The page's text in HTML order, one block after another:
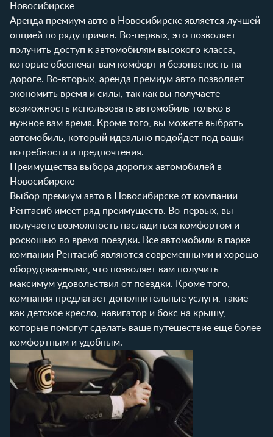
Новосибирске
Аренда премиум авто в Новосибирске является лучшей
опцией по ряду причин. Во-первых, это позволяет
получить доступ к автомобилям высокого класса,
которые обеспечат вам комфорт и безопасность на
дороге. Во-вторых, аренда премиум авто позволяет
экономить время и силы, так как вы получаете
возможность использовать автомобиль только в
нужное вам время. Кроме того, вы можете выбрать
автомобиль, который идеально подойдет под ваши
потребности и предпочтения.
Преимущества выбора дорогих автомобилей в
Новосибирске
Выбор премиум авто в Новосибирске от компании
Рентасиб имеет ряд преимуществ. Во-первых, вы
получаете возможность насладиться комфортом и
роскошью во время поездки. Все автомобили в парке
компании Рентасиб являются современными и хорошо
оборудованными, что позволяет вам получить
максимум удовольствия от поездки. Кроме того,
компания предлагает дополнительные услуги, такие
как детское кресло, навигатор и бокс на крышу,
которые помогут сделать ваше путешествие еще более
комфортным и удобным.